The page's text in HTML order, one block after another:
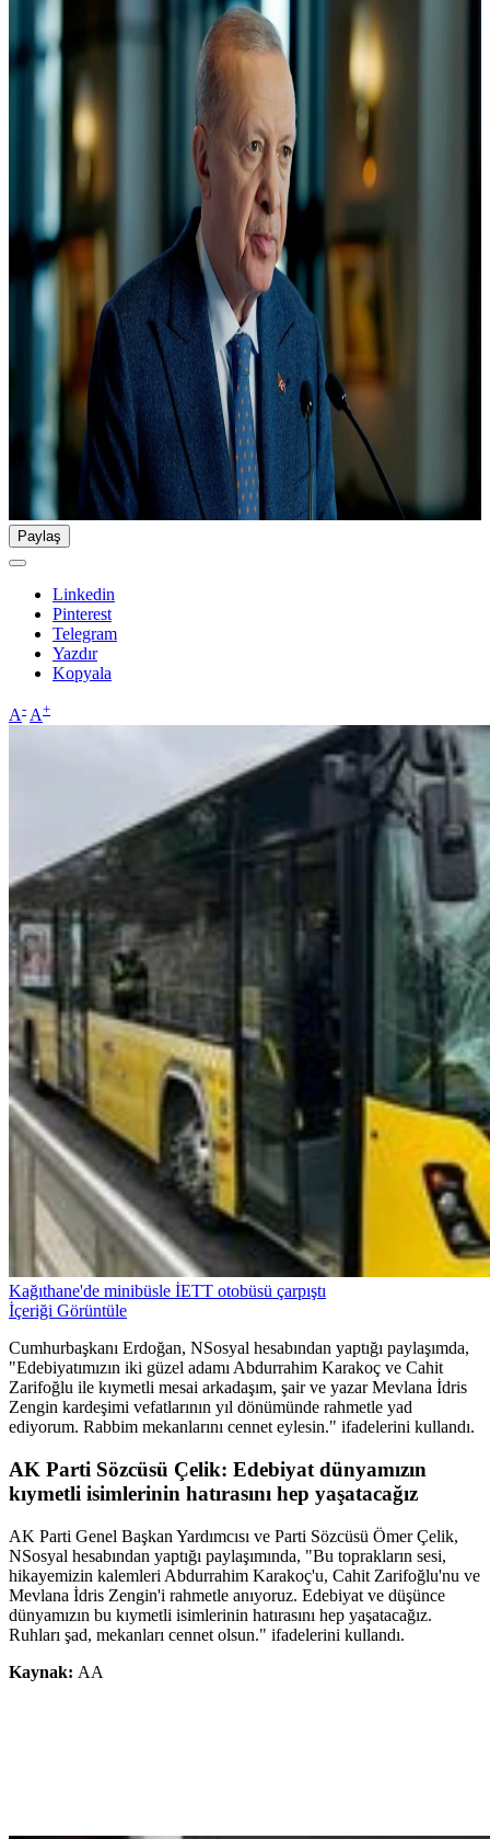
Paylaş
Linkedin
Pinterest
Telegram
Yazdır
Kopyala
A- A+
Kağıthane'de minibüsle İETT otobüsü çarpıştı
İçeriği Görüntüle
Cumhurbaşkanı Erdoğan, NSosyal hesabından yaptığı paylaşımda,
"Edebiyatımızın iki güzel adamı Abdurrahim Karakoç ve Cahit
Zarifoğlu ile kıymetli mesai arkadaşım, şair ve yazar Mevlana İdris
Zengin kardeşimi vefatlarının yıl dönümünde rahmetle yad
ediyorum. Rabbim mekanlarını cennet eylesin." ifadelerini kullandı.
AK Parti Sözcüsü Çelik: Edebiyat dünyamızın
kıymetli isimlerinin hatırasını hep yaşatacağız
AK Parti Genel Başkan Yardımcısı ve Parti Sözcüsü Ömer Çelik,
NSosyal hesabından yaptığı paylaşımında, "Bu toprakların sesi,
hikayemizin kalemleri Abdurrahim Karakoç'u, Cahit Zarifoğlu'nu ve
Mevlana İdris Zengin'i rahmetle anıyoruz. Edebiyat ve düşünce
dünyamızın bu kıymetli isimlerinin hatırasını hep yaşatacağız.
Ruhları şad, mekanları cennet olsun." ifadelerini kullandı.
Kaynak: AA